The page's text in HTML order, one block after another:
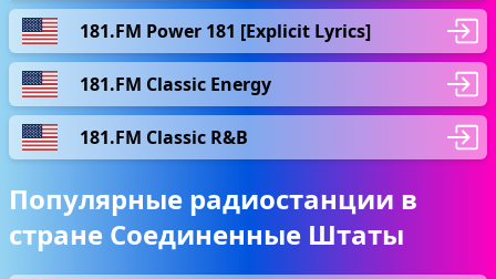
181.FM Power 181 [Explicit Lyrics]
181.FM Classic Energy
181.FM Classic R&B
Популярные радиостанции в
стране Соединенные Штаты